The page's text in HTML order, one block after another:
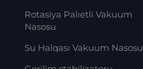
Rotasiya Palıetli Vakuum
Nasosu
Su Halqası Vakuum Nasosu